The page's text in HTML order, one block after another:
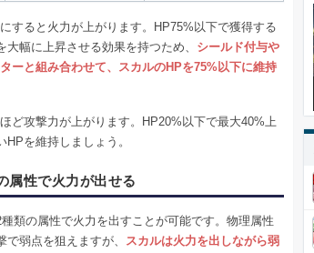
すると火力が上がります。HP75%以下で獲得する
大幅に上昇させる効果を持つため、 シールド付与や
ーと組み合わせて、スカルのHPを75%以下に維持
ど攻撃力が上がります。HP20%以下で最大40%上
を維持しましょう。
属性で火力が出せる
類の属性で火力を出すことが可能です。物理属性
弱点を狙えますが、
スカルは火力を出しながら弱